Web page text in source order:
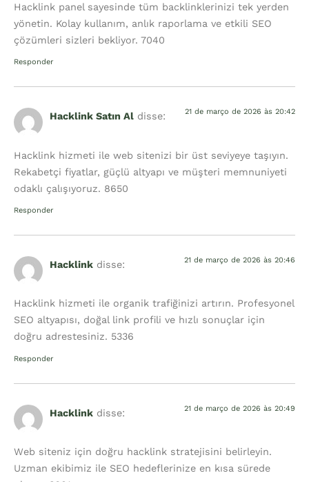
Hacklink panel sayesinde tüm backlinklerinizi tek yerden
yönetin. Kolay kullanım, anlık raporlama ve etkili SEO
çözümleri sizleri bekliyor. 7040
Responder
Hacklink Satın Al disse: 21 de março de 2026 às 20:42
Hacklink hizmeti ile web sitenizi bir üst seviyeye taşıyın.
Rekabetçi fiyatlar, güçlü altyapı ve müşteri memnuniyeti
odaklı çalışıyoruz. 8650
Responder
Hacklink disse: 21 de março de 2026 às 20:46
Hacklink hizmeti ile organik trafiğinizi artırın. Profesyonel
SEO altyapısı, doğal link profili ve hızlı sonuçlar için
doğru adrestesiniz. 5336
Responder
Hacklink disse: 21 de março de 2026 às 20:49
Web siteniz için doğru hacklink stratejisini belirleyin.
Uzman ekibimiz ile SEO hedeflerinize en kısa sürede